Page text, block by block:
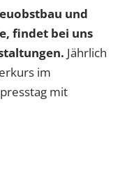
und
findet bei uns
Jährlich
im
mit